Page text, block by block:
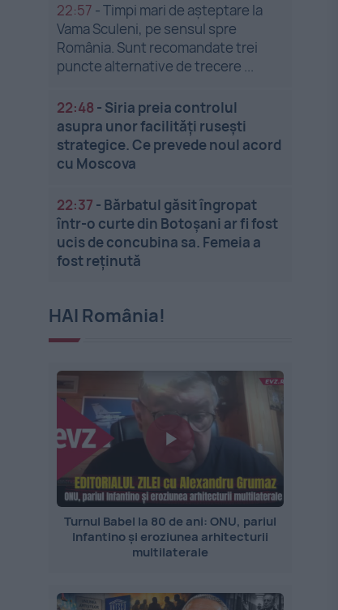
22:57 -Timpi mari de așteptare la
Vama Sculeni, pe sensul spre
România. Sunt recomandate trei
puncte alternative de trecere ...
22:48 - Siria preia controlul
asupra unor facilități rusești
strategice. Ce prevede noul acord
cu Moscova
22:37 - Bărbatul găsit îngropat
într-o curte din Botoșani ar fi fost
ucis de concubina sa. Femeia a
fost reținută
HAI România!
Turnul Babel la 80 de ani: ONU, pariul
Infantino și eroziunea arhitecturii
multilaterale